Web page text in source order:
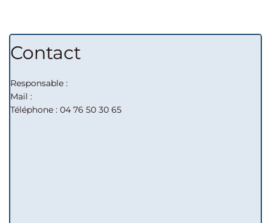
Contact
Responsable :
Mail :
Téléphone : 04 76 50 30 65